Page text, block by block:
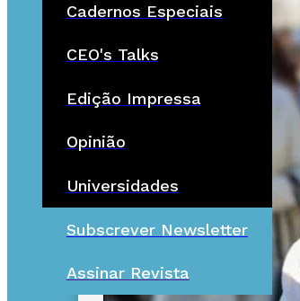
Cadernos Especiais
CEO's Talks
Edição Impressa
Opinião
Universidades
Subscrever Newsletter
Assinar Revista